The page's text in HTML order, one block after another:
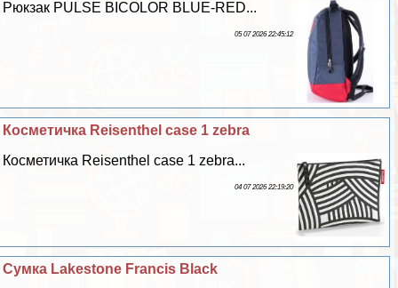
Рюкзак PULSE BICOLOR BLUE-RED...
05 07 2026 22:45:12
Косметичка Reisenthel case 1 zebra
Косметичка Reisenthel case 1 zebra...
04 07 2026 22:19:20
Сумка Lakestone Francis Black